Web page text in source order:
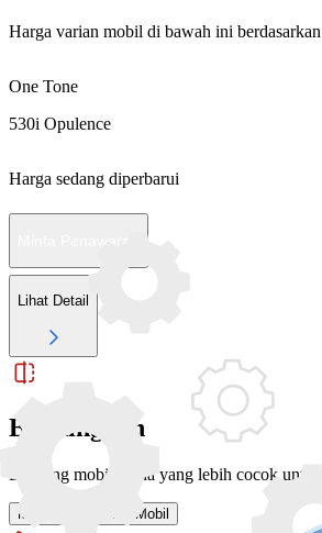
Harga varian mobil di bawah ini
One Tone
530i Opulence
Harga sedang diperbarui
Lihat Detail
Bandingkan
Bingung mobil mana yang lebih cocok
Mulai Bandingkan Mobil